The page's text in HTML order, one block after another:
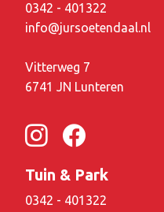
0342 - 401322
info@jursoetendaal.nl
Vitterweg 7
6741 JN Lunteren
Tuin & Park
0342 - 401322